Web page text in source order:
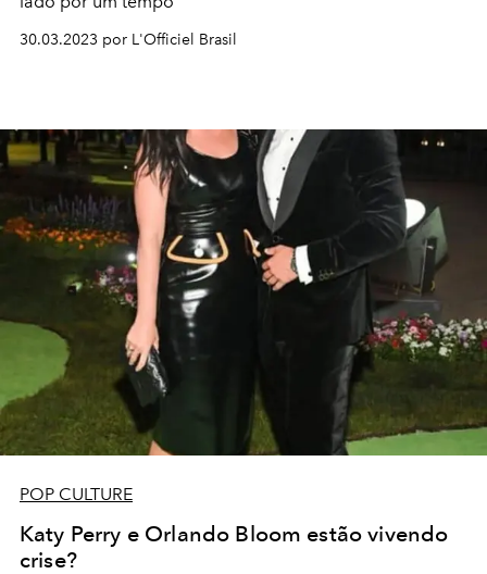
30.03.2023 por L'Officiel Brasil
POP CULTURE
Katy Perry e Orlando Bloom estão vivendo
crise?